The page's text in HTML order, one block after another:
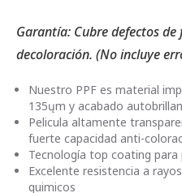
Garantía: Cubre defectos
decoloración. (No incluye
Nuestro PPF es material
135ųm y acabado
Pelicula altamente
fuerte capacidad anti-
Tecnología top coating
Excelente resistencia a
quimicos